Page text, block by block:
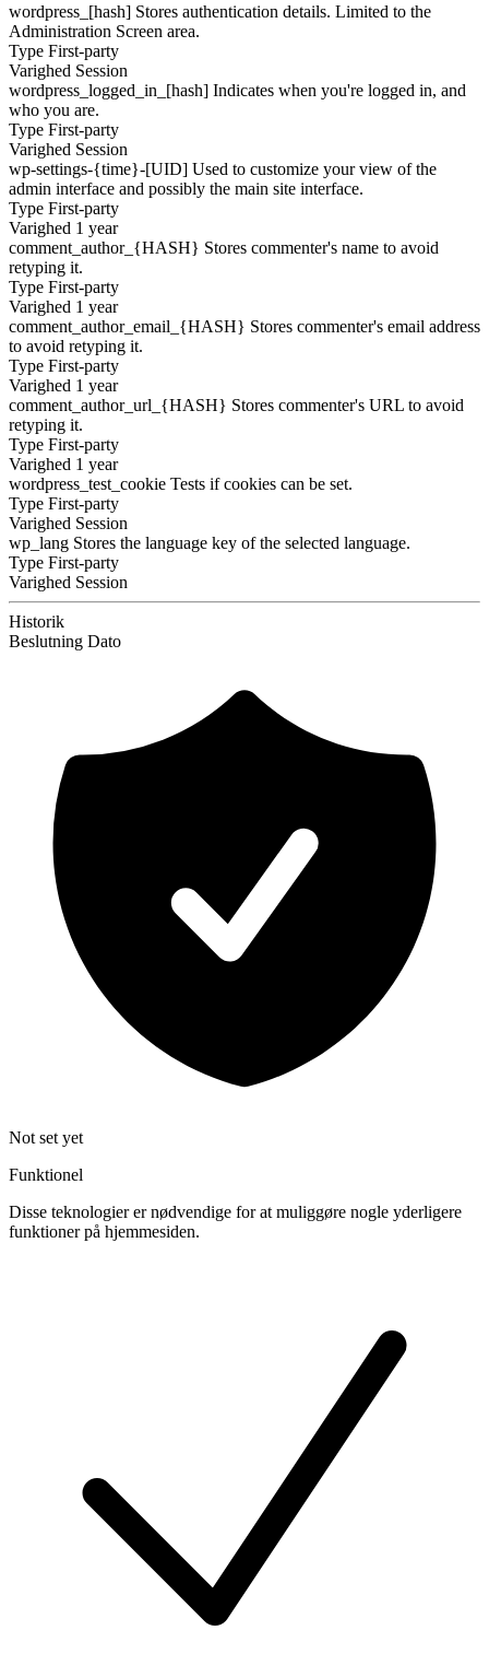
wordpress_[hash] Stores authentication details. Limited to the
Administration Screen area.
Type First-party
Varighed Session
wordpress_logged_in_[hash] Indicates when you're logged in, and
who you are.
Type First-party
Varighed Session
wp-settings-{time}-[UID] Used to customize your view of the
admin interface and possibly the main site interface.
Type First-party
Varighed 1 year
comment_author_{HASH} Stores commenter's name to avoid
retyping it.
Type First-party
Varighed 1 year
comment_author_email_{HASH} Stores commenter's email address
to avoid retyping it.
Type First-party
Varighed 1 year
comment_author_url_{HASH} Stores commenter's URL to avoid
retyping it.
Type First-party
Varighed 1 year
wordpress_test_cookie Tests if cookies can be set.
Type First-party
Varighed Session
wp_lang Stores the language key of the selected language.
Type First-party
Varighed Session
Historik
Beslutning Dato
Not set yet
Funktionel
Disse teknologier er nødvendige for at muliggøre nogle yderligere
funktioner på hjemmesiden.